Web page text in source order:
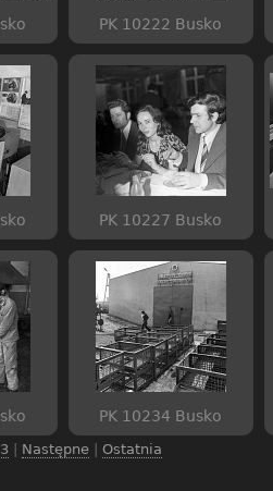
PK 10222 Busko
PK 10227 Busko
PK 10234 Busko
Następne Ostatnia